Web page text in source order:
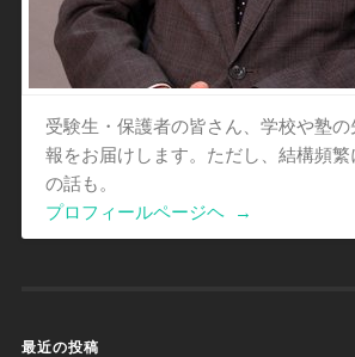
受験生・保護者の皆さん、学校や塾
報をお届けします。ただし、結構頻
の話も。
プロフィールページヘ
→
最近の投稿